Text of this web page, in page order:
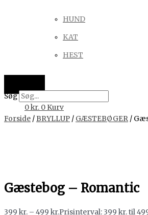
HUND
KAT
HEST
Søg
0kr. 0 Kurv
Forside / BRYLLUP / GÆSTEBØGER /
Gæstebog – Romantic
399 kr. – 499 kr.Prisinterval: 399 kr. til